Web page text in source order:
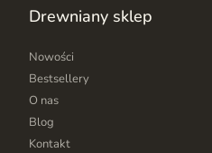
Drewniany sklep
Nowości
Bestsellery
O nas
Blog
Kontakt